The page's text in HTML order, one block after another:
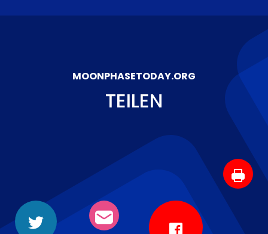
MOONPHASETODAY.ORG
TEILEN